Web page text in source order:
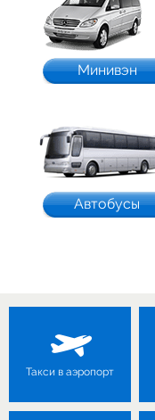
Минивэн
Автобусы
Такси в аэропорт